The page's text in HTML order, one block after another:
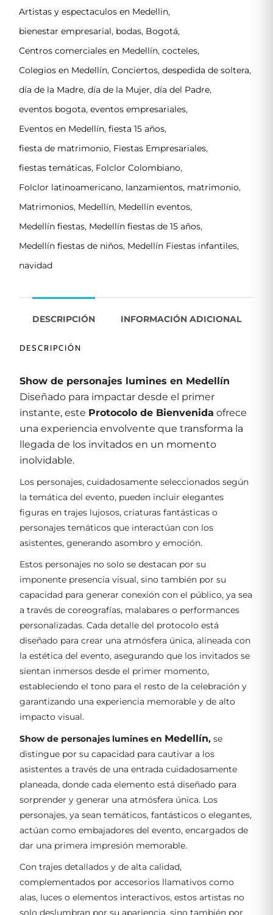
Artistas y espectaculos en Medellin,
bienestar empresarial, bodas, Bogotá,
Centros comerciales en Medellín, cocteles,
Colegios en Medellín, Conciertos, despedida de soltera,
día de la Madre, día de la Mujer, día del Padre,
eventos bogota, eventos empresariales,
Eventos en Medellín, fiesta 15 años,
fiesta de matrimonio, Fiestas Empresariales,
fiestas temáticas, Folclor Colombiano,
Folclor latinoamericano, lanzamientos, matrimonio,
Matrimonios, Medellín, Medellín eventos,
Medellín fiestas, Medellín fiestas de 15 años,
Medellín fiestas de niños, Medellín Fiestas infantiles,
navidad
DESCRIPCIÓN INFORMACIÓN ADICIONAL
DESCRIPCIÓN
Show de personajes lumines en Medellín
Diseñado para impactar desde el primer
instante, este Protocolo de Bienvenida ofrece
una experiencia envolvente que transforma la
llegada de los invitados en un momento
inolvidable.
Los personajes, cuidadosamente seleccionados según
la temática del evento, pueden incluir elegantes
figuras en trajes lujosos, criaturas fantásticas o
personajes temáticos que interactúan con los
asistentes, generando asombro y emoción.
Estos personajes no solo se destacan por su
imponente presencia visual, sino también por su
capacidad para generar conexión con el público, ya sea
a través de coreografías, malabares o performances
personalizadas. Cada detalle del protocolo está
diseñado para crear una atmósfera única, alineada con
la estética del evento, asegurando que los invitados se
sientan inmersos desde el primer momento,
estableciendo el tono para el resto de la celebración y
garantizando una experiencia memorable y de alto
impacto visual.
Show de personajes lumines en Medellín, se
distingue por su capacidad para cautivar a los
asistentes a través de una entrada cuidadosamente
planeada, donde cada elemento está diseñado para
sorprender y generar una atmósfera única. Los
personajes, ya sean temáticos, fantásticos o elegantes,
actúan como embajadores del evento, encargados de
dar una primera impresión memorable.
Con trajes detallados y de alta calidad,
complementados por accesorios llamativos como
alas, luces o elementos interactivos, estos artistas no
solo deslumbran por su apariencia, sino también por